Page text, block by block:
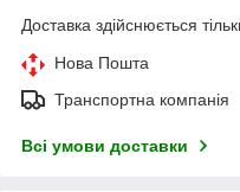
Доставка здійснюється
Нова Пошта
Транспортна компанія
Всі умови доставки